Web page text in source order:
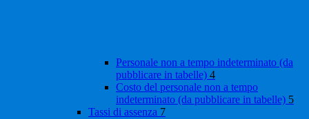
Personale non a tempo indeterminato (da
pubblicare in tabelle) 4
Costo del personale non a tempo
indeterminato (da pubblicare in tabelle) 5
Tassi di assenza 7